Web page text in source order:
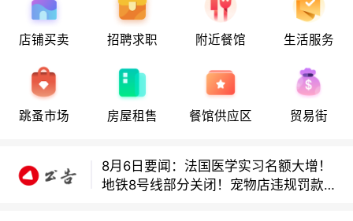
店铺买卖 招聘求职 附近餐馆 生活服务
跳蚤市场 房屋租售 餐馆供应区 贸易街
地铁8号线部分关闭！宠物店违规罚款出
炉！
巴黎地铁音乐家海选启动！
8月6日要闻：法国医学实习名额大增！
地铁8号线部分关闭！宠物店违规罚款出